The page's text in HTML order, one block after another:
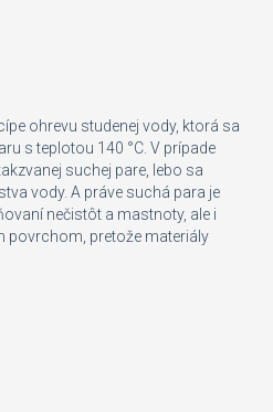
ohrevu studenej vody, ktorá sa
s teplotou 140 °C. V prípade
suchej pare, lebo sa
vody. A práve suchá para je
nečistôt a mastnoty, ale i
povrchom, pretože materiály